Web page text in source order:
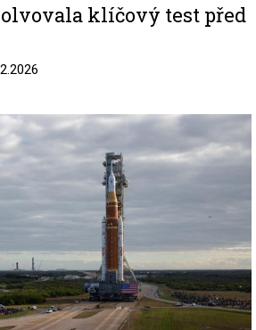
klíčový test před